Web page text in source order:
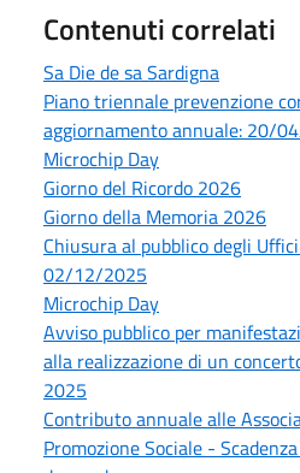
Contenuti correlati
Sa Die de sa Sardigna
Piano triennale prevenzione
aggiornamento annuale: 20/
Microchip Day
Giorno del Ricordo 2026
Giorno della Memoria 2026
Chiusura al pubblico degli
02/12/2025
Microchip Day
Avviso pubblico per
alla realizzazione di un
2025
Contributo annuale alle
Promozione Sociale -